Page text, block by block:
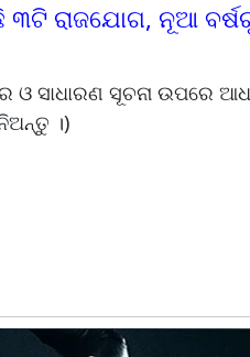
୩ଟି ରାଜଯୋଗ, ନୂଆ
ଓ ସାଧାରଣ ସୂଚନା ଉପରେ
।)